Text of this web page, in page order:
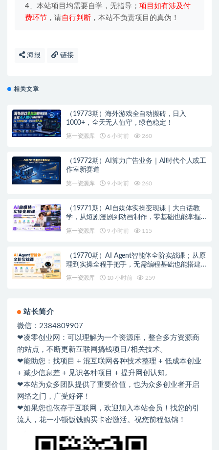
4、本站项目均需要自学，无指导； 项目如有涉及付
费环节 ，请自行判断 ，本站不负责项目的真伪！
海报 链接
相关文章
（19773期）海外游戏全自动搬砖，日入
1000+，全天无人值守，绿色稳定！
第一资源库 6 小时前 260
（19772期）AI算力广告业务｜AI时代个人或工
作室新赛道
第一资源库 9 小时前 260
（19771期）AI自媒体实操变现课｜大白话教
学，从短剧漫剧到动画制作，零基础也能掌握
第一资源库 9 小时前 115
（19770期）AI Agent智能体全阶实战课；从原
理到实操全程手把手，无需编程基础也能搭建
第一资源库 10 小时前 259
站长简介
微信：2384809907
❤凌零创业网：可以理解为一个资源库，整合多方资源商
的站点，不断更新互联网搞钱项目/相关技术。
❤能助您：找项目 + 混互联网各种技术整理 + 低成本创业
+ 减少信息差 + 见识各种项目 + 提升网创认知。
❤本站为众多团队提供了重要价值，也为众多创业者开启
网络之门，广受好评！
❤如果您也依存于互联网，欢迎加入本站会员！找您的引
流人，花一小顿饭钱购买卡密激活。祝您前程似锦！